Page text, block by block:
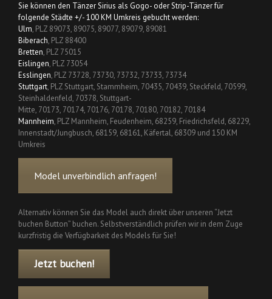
Sie können den Tänzer Sirius als Gogo- oder Strip-Tänzer für
folgende Städte +/- 100 KM Umkreis gebucht werden:
Ulm, PLZ 89073, 89075, 89077, 89079, 89081
Biberach, PLZ 88400
Bretten, PLZ 75015
Eislingen, PLZ 73054
Esslingen, PLZ 73728, 73730, 73732, 73733, 73734
Stuttgart, PLZ Stuttgart, Stammheim, 70435, 70439, Steckfeld, 70599,
Steinhaldenfeld, 70378, Stuttgart-
Mitte, 70173, 70174, 70176, 70178, 70180, 70182, 70184
Mannheim, PLZ Mannheim, Feudenheim, 68259, Friedrichsfeld, 68229,
Innenstadt/Jungbusch, 68159, 68161, Käfertal, 68309 und 150 KM
Umkreis
Model unverbindlich anfragen!
Alternativ können Sie das Model auch direkt über unseren “Jetzt
buchen Button” buchen. Selbstverständlich prüfen wir in dem Zuge
kurzfristig die Verfügbarkeit des Models für Sie!
Jetzt buchen!